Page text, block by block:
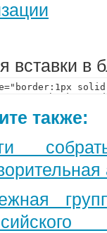
вставки в
также: